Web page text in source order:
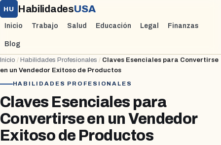
HU HabilidadesUSA
Inicio Trabajo Salud Educación Legal Finanzas
Blog
Inicio / Habilidades Profesionales / Claves Esenciales para Convertirse
en un Vendedor Exitoso de Productos
HABILIDADES PROFESIONALES
Claves Esenciales para
Convertirse en un Vendedor
Exitoso de Productos